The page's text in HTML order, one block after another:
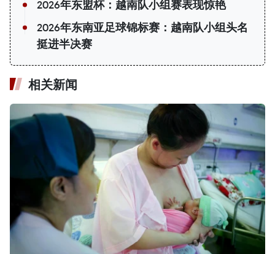
2026年东盟杯：越南队小组赛表现惊艳
2026年东南亚足球锦标赛：越南队小组头名
挺进半决赛
相关新闻